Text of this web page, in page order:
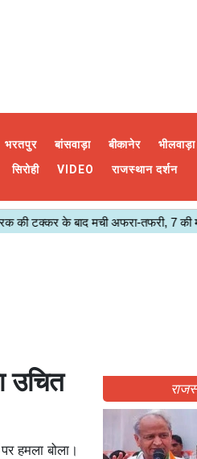
भरतपुर बांसवाड़ा बीकानेर भीलवाड़ा
सिरोही VIDEO राजस्थान दर्शन
उचित
हमला बोला।